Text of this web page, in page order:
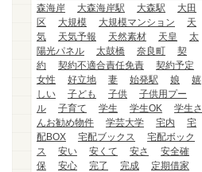
森海岸
大森海岸駅 大森駅
大田
区
大規模 大規模マンション
天
気
天気予報 天然素材 天皇
太
陽光パネル
太鼓橋 奈良町
契
約
契約不適合責任免責
契約予定
女性
好立地 妻 始発駅 娘
嬉
しい
子ども 子供
子供用プー
ル
子育て 学生 学生OK
学生さ
んお勧め物件
学芸大学 宅内
宅
配BOX
宅配ブックス
宅配ボック
ス
安い 安くて 安さ
安全確
保
安心 完了 完成
定期借家